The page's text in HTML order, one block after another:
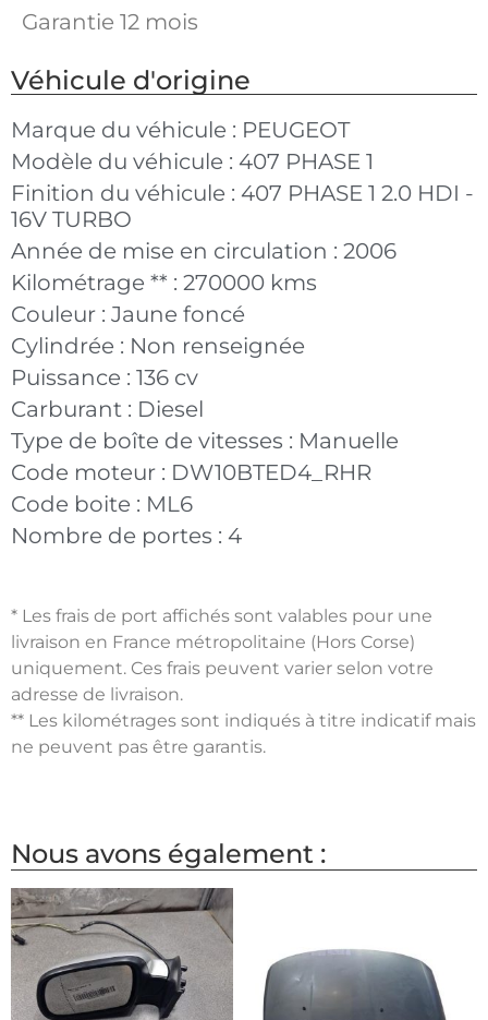
Garantie 12 mois
Véhicule d'origine
Marque du véhicule : PEUGEOT
Modèle du véhicule : 407 PHASE 1
Finition du véhicule : 407 PHASE 1 2.0 HDI -
16V TURBO
Année de mise en circulation : 2006
Kilométrage ** : 270000 kms
Couleur : Jaune foncé
Cylindrée : Non renseignée
Puissance : 136 cv
Carburant : Diesel
Type de boîte de vitesses : Manuelle
Code moteur : DW10BTED4_RHR
Code boite : ML6
Nombre de portes : 4
* Les frais de port affichés sont valables pour une
livraison en France métropolitaine (Hors Corse)
uniquement. Ces frais peuvent varier selon votre
adresse de livraison.
** Les kilométrages sont indiqués à titre indicatif mais
ne peuvent pas être garantis.
Nous avons également :